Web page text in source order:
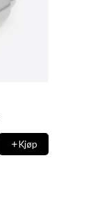
Kjøp